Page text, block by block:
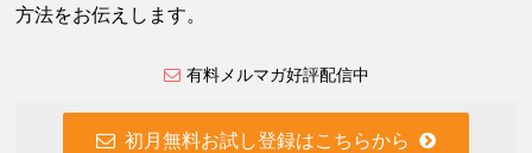
方法をお伝えします。
有料メルマガ好評配信中
初月無料お試し登録はこちらから